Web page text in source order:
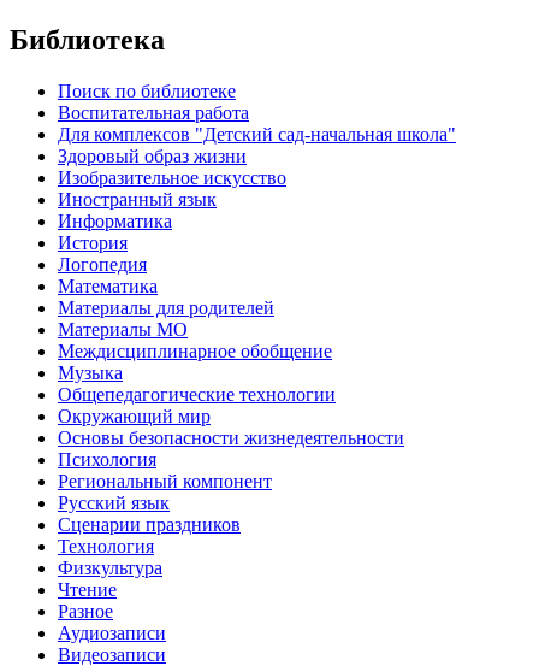
Библиотека
Поиск по библиотеке
Воспитательная работа
Для комплексов "Детский сад-начальная школа"
Здоровый образ жизни
Изобразительное искусство
Иностранный язык
Информатика
История
Логопедия
Математика
Материалы для родителей
Материалы МО
Междисциплинарное обобщение
Музыка
Общепедагогические технологии
Окружающий мир
Основы безопасности жизнедеятельности
Психология
Региональный компонент
Русский язык
Сценарии праздников
Технология
Физкультура
Чтение
Разное
Аудиозаписи
Видеозаписи